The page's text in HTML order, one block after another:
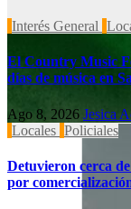
Interés General
El Country Music
días de música en
Ago 8, 2026 Jesica
Locales Policiales
Detuvieron cerca
por